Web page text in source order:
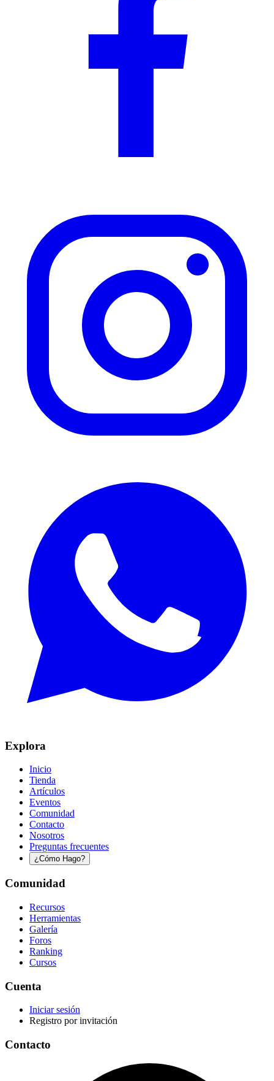
Explora
Inicio
Tienda
Artículos
Eventos
Comunidad
Contacto
Nosotros
Preguntas frecuentes
¿Cómo Hago?
Comunidad
Recursos
Herramientas
Galería
Foros
Ranking
Cursos
Cuenta
Iniciar sesión
Registro por invitación
Contacto